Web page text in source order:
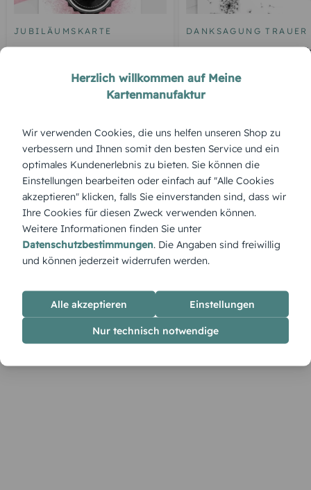
JUBILÄUMSKARTE
Glückwunschkarte
DANKSAGUNG TRAUER
Trauerdanksagung
ÜBERBLICK:
Produktbeschreibung
Mit dem 'Schulkuchen' wird der Schulanfang zum Fest – süß,
fröhlich und liebevoll gestaltet für einen köstlichen Start.
Herzlich willkommen auf Meine
Kartenmanufaktur
Wir verwenden Cookies, die uns helfen unseren Shop zu
verbessern und Ihnen somit den besten Service und ein
optimales Kundenerlebnis zu bieten. Sie können die
Einstellungen bearbeiten oder einfach auf "Alle Cookies
akzeptieren" klicken, falls Sie einverstanden sind, dass wir
Ihre Cookies für diesen Zweck verwenden können.
Weitere Informationen finden Sie unter
Datenschutzbestimmungen. Die Angaben sind freiwillig
und können jederzeit widerrufen werden.
Alle akzeptieren Einstellungen
Nur technisch notwendige